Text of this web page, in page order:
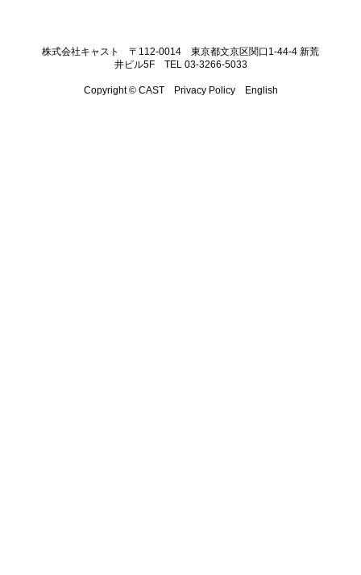
株式会社キャスト 〒112-0014 東京都文京区関口1-44-4 新荒
井ビル5F TEL 03-3266-5033
Copyright © CAST Privacy Policy English